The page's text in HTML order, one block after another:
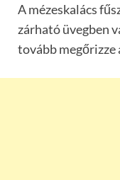
A mézeskalács
zárható üvegben
tovább megőrizze